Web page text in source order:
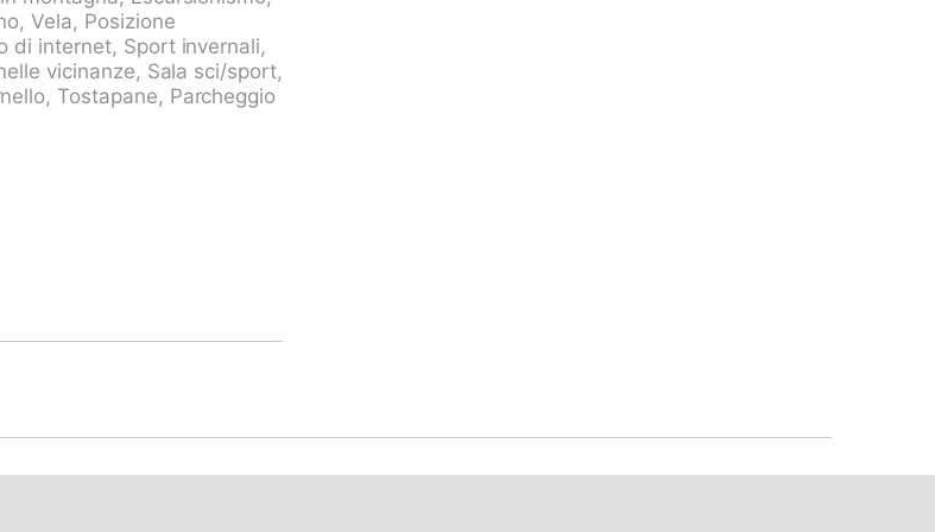
di fondo 500 m,
Gli appartamenti dal
Parcheggio: CHF
5.00/giorno in estate,
Vela, Posizione
di internet, Sport invernali,
vicinanze, Sala sci/sport,
Tostapane, Parcheggio